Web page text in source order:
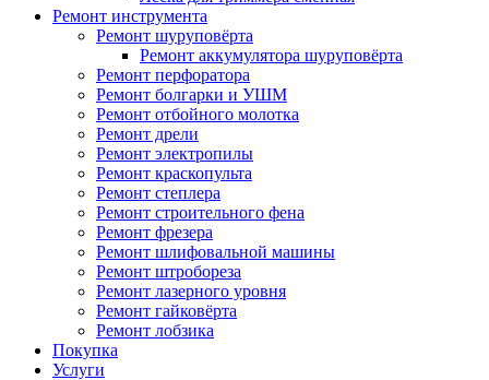
Ремонт инструмента
Ремонт шуруповёрта
Ремонт аккумулятора шуруповёрта
Ремонт перфоратора
Ремонт болгарки и УШМ
Ремонт отбойного молотка
Ремонт дрели
Ремонт электропилы
Ремонт краскопульта
Ремонт степлера
Ремонт строительного фена
Ремонт фрезера
Ремонт шлифовальной машины
Ремонт штробореза
Ремонт лазерного уровня
Ремонт гайковёрта
Ремонт лобзика
Покупка
Услуги